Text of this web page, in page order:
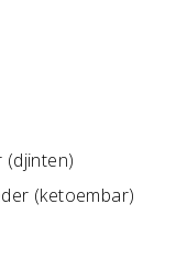
(djinten)
(ketoembar)